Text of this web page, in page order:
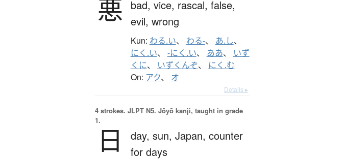
悪 bad, vice, rascal, false,
evil, wrong
Kun: わる.い、 わる-、 あ.し、
にく.い、 -にく.い、 ああ、
いず
くに、 いずくんぞ、 にく.む
On: アク、 オ
Details ▸
4 strokes. JLPT N5. Jōyō kanji, taught in grade
1.
日 day, sun, Japan, counter
for days